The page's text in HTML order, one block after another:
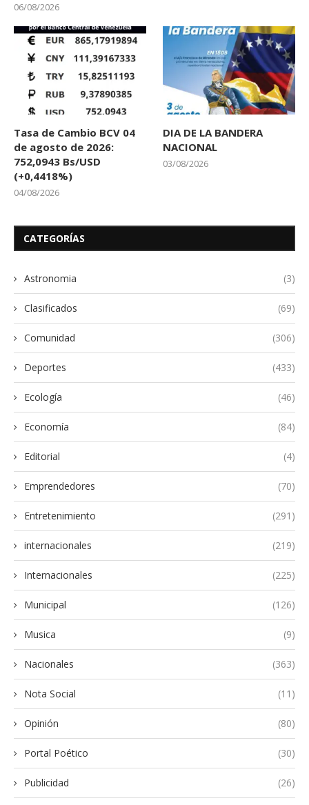
06/08/2026
Tasa de Cambio BCV 04
de agosto de 2026:
752,0943 Bs/USD
(+0,4418%)
04/08/2026
DIA DE LA BANDERA
NACIONAL
03/08/2026
CATEGORÍAS
Astronomia (3)
Clasificados (69)
Comunidad (306)
Deportes (433)
Ecología (46)
Economía (84)
Editorial (4)
Emprendedores (70)
Entretenimiento (291)
internacionales (219)
Internacionales (225)
Municipal (126)
Musica (9)
Nacionales (363)
Nota Social (11)
Opinión (80)
Portal Poético (30)
Publicidad (26)